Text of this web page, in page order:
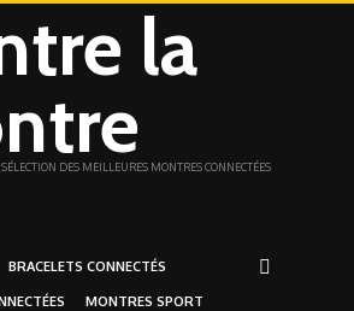
la
SÉLECTION DES MEILLEURES MONTRES CONNECTÉES
BRACELETS CONNECTÉS
MONTRES SPORT